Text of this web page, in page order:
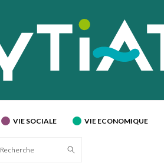
VIE SOCIALE VIE ECONOMIQUE
Recherche